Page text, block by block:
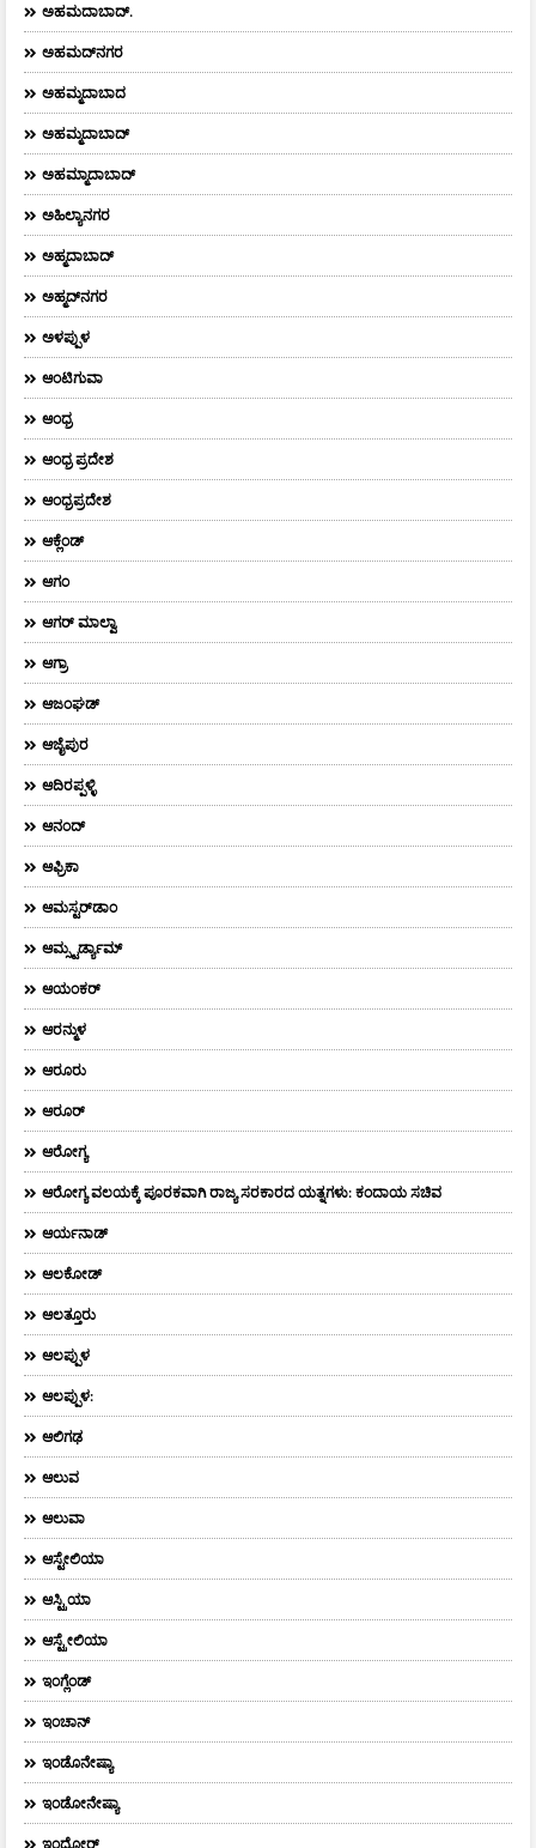
ಅಹಮದಾಬಾದ್‌.
ಅಹಮದ್‌ನಗರ
ಅಹಮ್ಮದಾಬಾದ
ಅಹಮ್ಮದಾಬಾದ್
ಅಹಮ್ಮಾದಾಬಾದ್
ಅಹಿಲ್ಯಾನಗರ
ಅಹ್ಮದಾಬಾದ್
ಅಹ್ಮದ್‌ನಗರ
ಅಳಪ್ಪುಳ
ಆಂಟಿಗುವಾ
ಆಂಧ್ರ
ಆಂಧ್ರ ಪ್ರದೇಶ
ಆಂಧ್ರಪ್ರದೇಶ
ಆಕ್ಲೆಂಡ್
ಆಗಂ
ಆಗರ್‌ ಮಾಲ್ವಾ
ಆಗ್ರಾ
ಆಜಂಘಡ್
ಆಜೈಪುರ
ಆದಿರಪ್ಪಳ್ಳಿ
ಆನಂದ್‌
ಆಫ್ರಿಕಾ
ಆಮಸ್ಟರ್‌ಡಾಂ
ಆಮ್ಸ್ಟರ್ಡ್ಯಾಮ್
ಆಯಂಕರ್
ಆರನ್ಮುಳ
ಆರೂರು
ಆರೂರ್
ಆರೋಗ್ಯ
ಆರೋಗ್ಯ ವಲಯಕ್ಕೆ ಪೂರಕವಾಗಿ ರಾಜ್ಯ ಸರಕಾರದ ಯತ್ನಗಳು: ಕಂದಾಯ ಸಚಿವ
ಆರ್ಯನಾಡ್
ಆಲಕೋಡ್
ಆಲತ್ತೂರು
ಆಲಪ್ಪುಳ
ಆಲಪ್ಪುಳ:
ಆಲಿಗಢ
ಆಲುವ
ಆಲುವಾ
ಆಸ್ಟೇಲಿಯಾ
ಆಸ್ಟ್ರಿಯಾ
ಆಸ್ಟ್ರೇಲಿಯಾ
ಇಂಗ್ಲೆಂಡ್
ಇಂಚಾನ್
ಇಂಡೊನೇಷ್ಯಾ
ಇಂಡೋನೇಷ್ಯಾ